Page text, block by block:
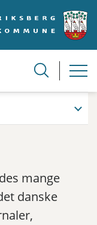
mange
danske